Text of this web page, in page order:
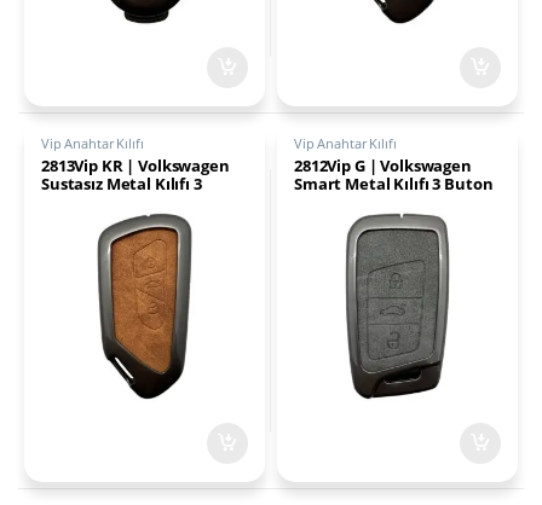
Vip Anahtar Kılıfı
2813Vip KR | Volkswagen
Sustasız Metal Kılıfı 3
Vip Anahtar Kılıfı
2812Vip G | Volkswagen
Smart Metal Kılıfı 3 Buton